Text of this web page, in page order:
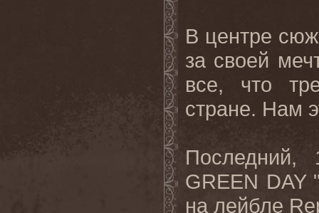
В центре
за своей
все, что
стране. Нам
Последний,
GREEN DAY
на лейбле